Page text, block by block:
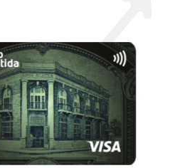
de Identidad (DNI) y del
(RTN) del representante legal.
Nacional (RTN) de la
de Persona (SUP) del
los tarjetahabientes, documento